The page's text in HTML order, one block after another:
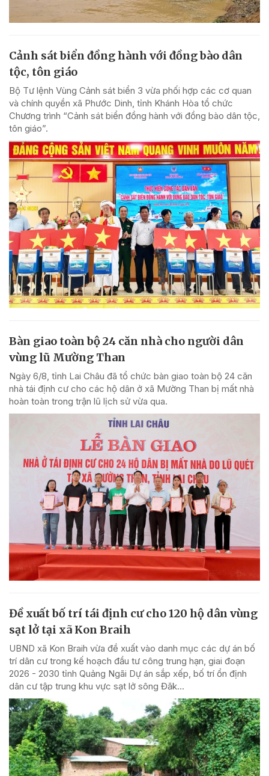
Cảnh sát biển đồng hành với đồng bào dân
tộc, tôn giáo
Bộ Tư lệnh Vùng Cảnh sát biển 3 vừa phối hợp các cơ quan
và chính quyền xã Phước Dinh, tỉnh Khánh Hòa tổ chức
Chương trình “Cảnh sát biển đồng hành với đồng bào dân tộc,
tôn giáo”.
Bàn giao toàn bộ 24 căn nhà cho người dân
vùng lũ Mường Than
Ngày 6/8, tỉnh Lai Châu đã tổ chức bàn giao toàn bộ 24 căn
nhà tái định cư cho các hộ dân ở xã Mường Than bị mất nhà
hoàn toàn trong trận lũ lịch sử vừa qua.
Đề xuất bố trí tái định cư cho 120 hộ dân vùng
sạt lở tại xã Kon Braih
UBND xã Kon Braih vừa đề xuất vào danh mục các dự án bố
trí dân cư trong kế hoạch đầu tư công trung hạn, giai đoạn
2026 - 2030 tỉnh Quảng Ngãi Dự án sắp xếp, bố trí ổn định
dân cư tập trung khu vực sạt lở sông Đăk...